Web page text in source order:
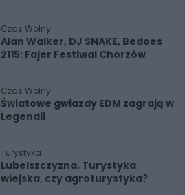
Czas Wolny
Alan Walker, DJ SNAKE, Bedoes
2115: Fajer Festiwal Chorzów
Czas Wolny
Światowe gwiazdy EDM zagrają w
Legendii
Turystyka
Lubelszczyzna. Turystyka
wiejska, czy agroturystyka?